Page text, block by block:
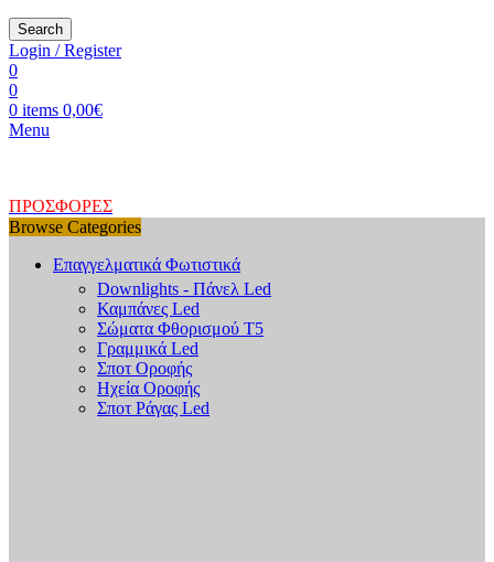
Search
Login / Register
0
0
0 items 0,00€
Menu
ΠΡΟΣΦΟΡΕΣ
Browse Categories
Επαγγελματικά Φωτιστικά
Downlights - Πάνελ Led
Καμπάνες Led
Σώματα Φθορισμού Τ5
Γραμμικά Led
Σποτ Οροφής
Ηχεία Οροφής
Σποτ Ράγας Led